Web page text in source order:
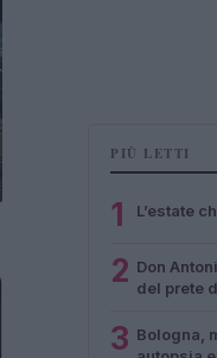
PIÙ LETTI
1 L’estate
2 Don
del prete
3 Bologna,